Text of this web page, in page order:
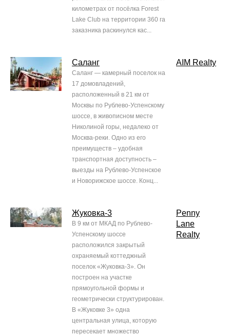
километрах от посёлка Forest
Lake Club на территории 360 га
заказника раскинулся кас...
Саланг
Саланг — камерный поселок на
17 домовладений,
расположенный в 21 км от
Москвы по Рублево-Успенскому
шоссе, в живописном месте
Николиной горы, недалеко от
Москва-реки. Одно из его
преимуществ – удобная
транспортная доступность –
выезды на Рублево-Успенское
и Новорижское шоссе. Конц...
AIM Realty
Жуковка-3
В 9 км от МКАД по Рублево-
Успенскому шоссе
расположился закрытый
охраняемый коттеджный
поселок «Жуковка-3». Он
построен на участке
прямоугольной формы и
геометрически структурирован.
В «Жуковке 3» одна
центральная улица, которую
пересекает множество
Penny
Lane
Realty